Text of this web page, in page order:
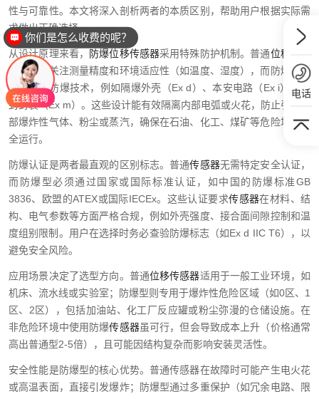
性与可靠性。本文将深入剖析两者的本质区别，帮助用户根据实际需
求做出正确选择。
从设计原理来看， 防爆位移传感器采用特殊防护机制。普通位移传感
器
通常仅关注测量精度和环境适应性（如温度、湿度），而防爆型则
额外集成防爆技术，例如隔爆外壳（Ex d）、本安电路（Ex i）或浇
封封装（Ex m）。这些设计能有效隔离内部电弧或火花，防止引燃外
部爆炸性气体、粉尘或蒸汽，确保在石油、化工、煤矿等危险场所安
全运行。
防爆认证是两者最直观的区别标志。普通传感器无需特定安全认证，
而防爆型必须通过国家或国际标准认证，如中国的防爆标准GB
3836、欧盟的ATEX或国际IECEx。这些认证要求传感器在材料、结
构、电气参数等方面严格合规，例如外壳强度、接合面间隙控制和温
度组别限制。用户在选择时务必查验防爆标志（如Ex d IIC T6），以
避免安全风险。
应用场景决定了选型方向。普通位移传感器适用于一般工业环境，如
机床、流水线或实验室；防爆型则专用于爆炸性危险区域（如0区、1
区、2区），包括加油站、化工厂反应罐或粉尘弥漫的仓储设施。在
非危险环境中使用防爆传感器虽可行，但会导致成本上升（价格通常
高出普通型2-5倍），且可能因结构复杂而影响安装灵活性。
安全性能是防爆型的核心优势。普通传感器在故障时可能产生电火花
或高温表面，直接引发爆炸；防爆型通过多重保护（如冗余电路、限
电话
你们是怎么收费的呢？